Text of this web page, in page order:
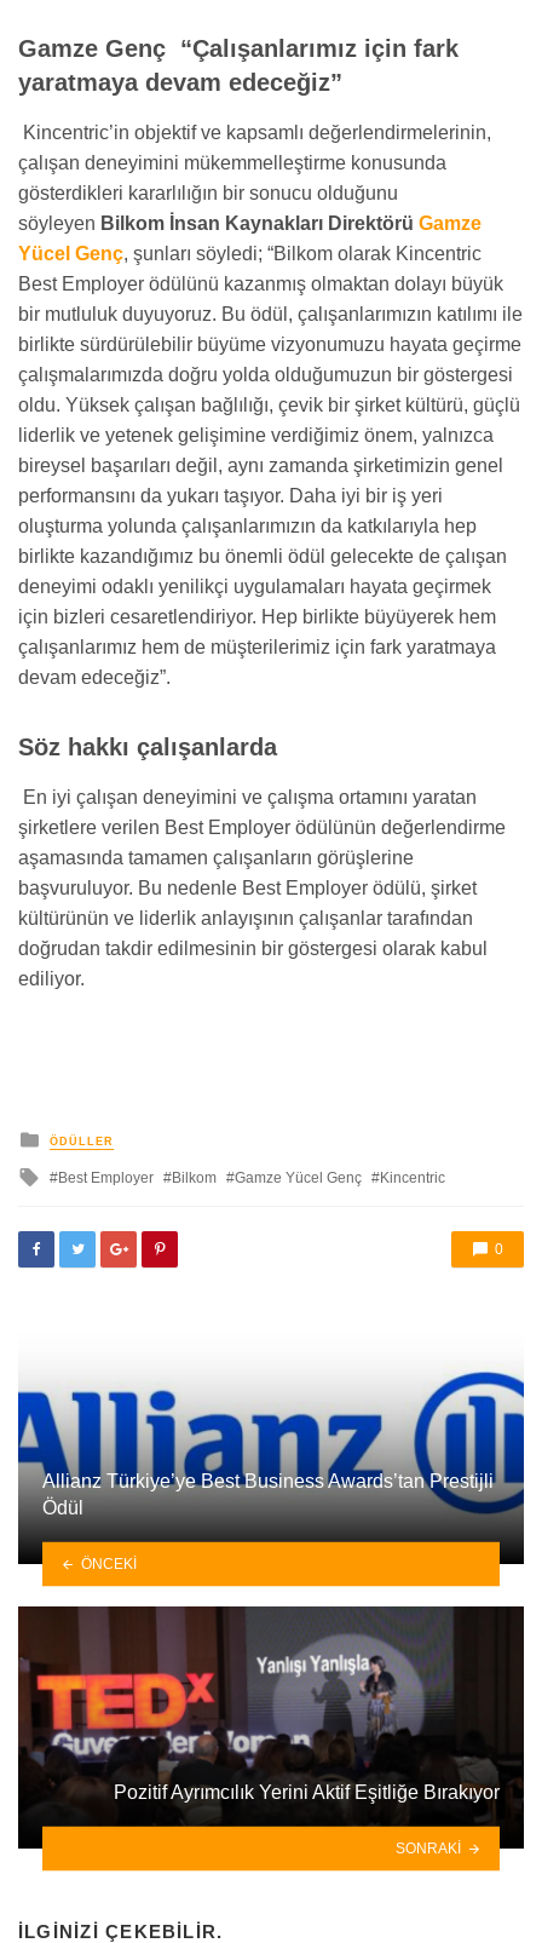
Gamze Genç “Çalışanlarımız için fark
yaratmaya devam edeceğiz”
Kincentric’in objektif ve kapsamlı değerlendirmelerinin,
çalışan deneyimini mükemmelleştirme konusunda
gösterdikleri kararlılığın bir sonucu olduğunu
söyleyen Bilkom İnsan Kaynakları Direktörü Gamze
Yücel Genç, şunları söyledi; “Bilkom olarak Kincentric
Best Employer ödülünü kazanmış olmaktan dolayı büyük
bir mutluluk duyuyoruz. Bu ödül, çalışanlarımızın katılımı ile
birlikte sürdürülebilir büyüme vizyonumuzu hayata geçirme
çalışmalarımızda doğru yolda olduğumuzun bir göstergesi
oldu. Yüksek çalışan bağlılığı, çevik bir şirket kültürü, güçlü
liderlik ve yetenek gelişimine verdiğimiz önem, yalnızca
bireysel başarıları değil, aynı zamanda şirketimizin genel
performansını da yukarı taşıyor. Daha iyi bir iş yeri
oluşturma yolunda çalışanlarımızın da katkılarıyla hep
birlikte kazandığımız bu önemli ödül gelecekte de çalışan
deneyimi odaklı yenilikçi uygulamaları hayata geçirmek
için bizleri cesaretlendiriyor. Hep birlikte büyüyerek hem
çalışanlarımız hem de müşterilerimiz için fark yaratmaya
devam edeceğiz”.
Söz hakkı çalışanlarda
En iyi çalışan deneyimini ve çalışma ortamını yaratan
şirketlere verilen Best Employer ödülünün değerlendirme
aşamasında tamamen çalışanların görüşlerine
başvuruluyor. Bu nedenle Best Employer ödülü, şirket
kültürünün ve liderlik anlayışının çalışanlar tarafından
doğrudan takdir edilmesinin bir göstergesi olarak kabul
ediliyor.
yayınlanan
ÖDÜLLER
ileBest Employer Bilkom Gamze Yücel Genç Kincentric
0
Allianz Türkiye’ye Best Business Awards’tan Prestijli
Ödül
ÖNCEKI
Pozitif Ayrımcılık Yerini Aktif Eşitliğe Bırakıyor
SONRAKI
İLGINIZI ÇEKEBILIR.